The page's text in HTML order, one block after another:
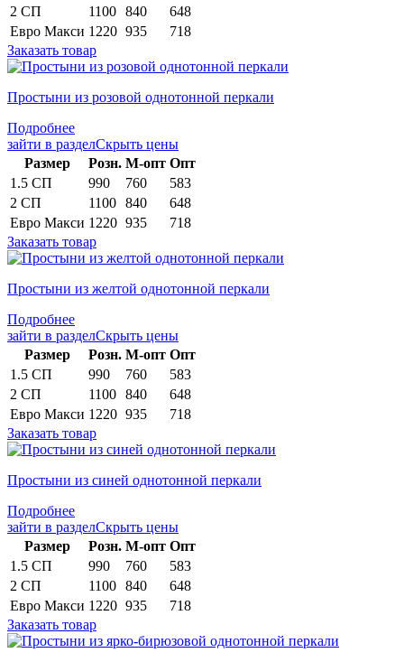
2 СП
1100 840
648
Евро Макси 1220 935
718
Заказать товар
Простыни из розовой однотонной перкали
Подробнее
зайти в разделСкрыть цены
Раз­мер
Розн. М-опт Опт
1.5 СП
990 760
583
2 СП
1100 840
648
Евро Макси 1220 935
718
Заказать товар
Простыни из желтой однотонной перкали
Подробнее
зайти в разделСкрыть цены
Раз­мер
Розн. М-опт Опт
1.5 СП
990 760
583
2 СП
1100 840
648
Евро Макси 1220 935
718
Заказать товар
Простыни из синей однотонной перкали
Подробнее
зайти в разделСкрыть цены
Раз­мер
Розн. М-опт Опт
1.5 СП
990 760
583
2 СП
1100 840
648
Евро Макси 1220 935
718
Заказать товар